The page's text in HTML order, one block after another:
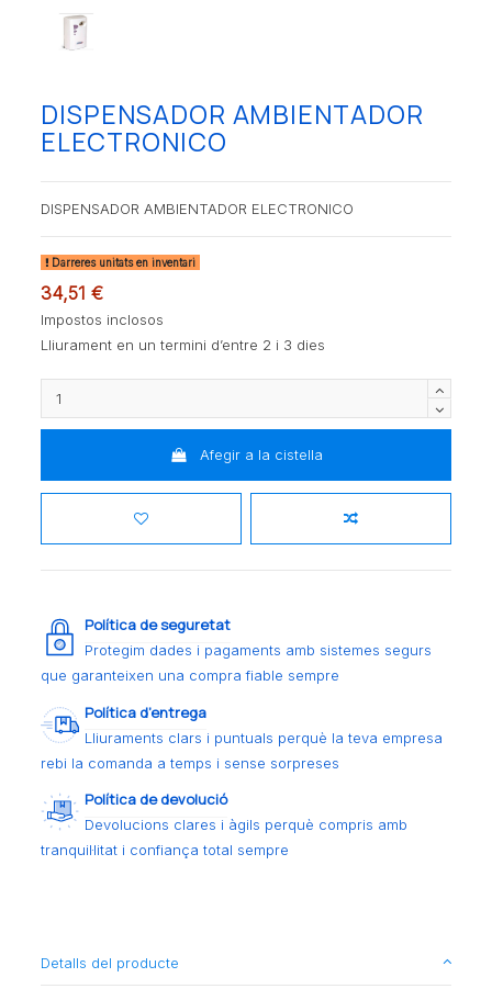
DISPENSADOR AMBIENTADOR
ELECTRONICO
DISPENSADOR AMBIENTADOR ELECTRONICO
Darreres unitats en inventari
34,51 €
Impostos inclosos
Lliurament en un termini d’entre 2 i 3 dies
Afegir a la cistella
Política de seguretat
Protegim dades i pagaments amb sistemes segurs
que garanteixen una compra fiable sempre
Política d’entrega
Lliuraments clars i puntuals perquè la teva empresa
rebi la comanda a temps i sense sorpreses
Política de devolució
Devolucions clares i àgils perquè compris amb
tranquil·litat i confiança total sempre
Detalls del producte